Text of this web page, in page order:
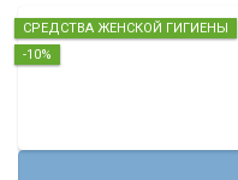
СРЕДСТВА ЖЕНСКОЙ ГИГИЕНЫ
-10%